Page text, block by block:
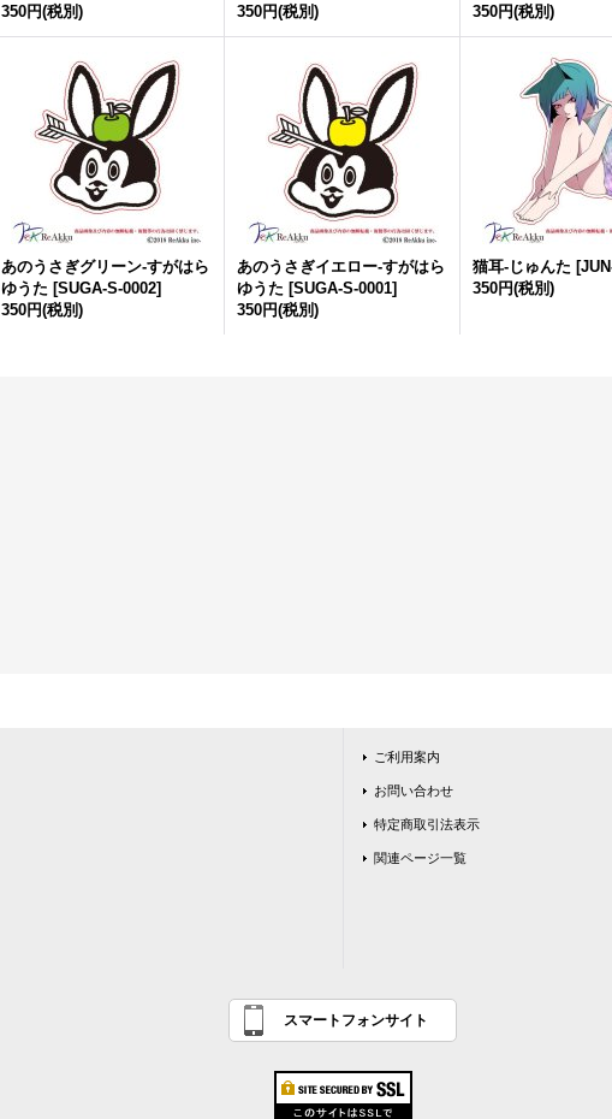
350円(税別)
350円(税別)
350円(税別)
あのうさぎグリーン-すがはら
ゆうた [SUGA-S-0002]
350円(税別)
あのうさぎイエロー-すがはら
ゆうた [SUGA-S-0001]
350円(税別)
猫耳-じゅんた [
350円(税別)
ご利用案内
お問い合わせ
特定商取引法表示
関連ページ一覧
スマートフォンサイト